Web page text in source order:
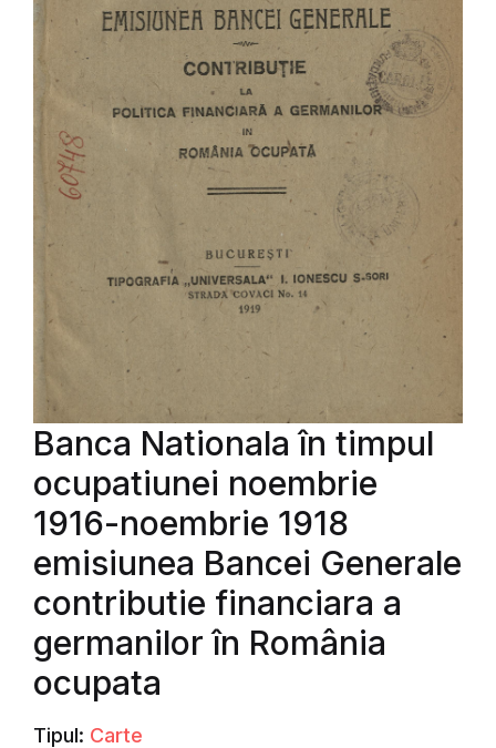
Banca Nationala în timpul
ocupatiunei noembrie
1916-noembrie 1918
emisiunea Bancei Generale
contributie financiara a
germanilor în România
ocupata
Tipul: Carte